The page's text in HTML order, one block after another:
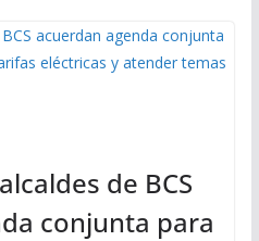
de BCS
conjunta para